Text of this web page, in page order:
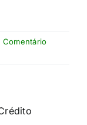
Comentário